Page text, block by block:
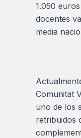
1.050
docentes
media
Comunitat
uno de los
retribuidos